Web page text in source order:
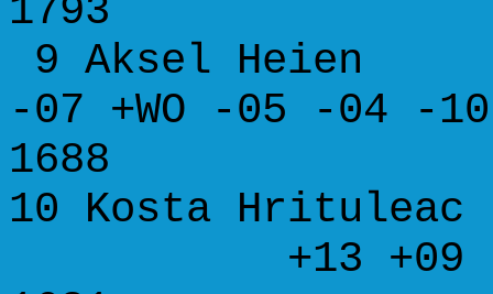
1793
9 Aksel
-07 +WO -05 -04
1688
10 Kosta
+13 +09 -